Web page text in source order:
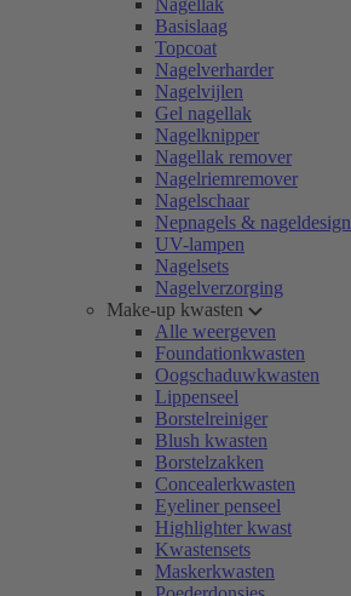
Nagellak
Basislaag
Topcoat
Nagelverharder
Nagelvijlen
Gel nagellak
Nagelknipper
Nagellak remover
Nagelriemremover
Nagelschaar
Nepnagels & nageldesign
UV-lampen
Nagelsets
Nagelverzorging
Make-up kwasten
Alle weergeven
Foundationkwasten
Oogschaduwkwasten
Lippenseel
Borstelreiniger
Blush kwasten
Borstelzakken
Concealerkwasten
Eyeliner penseel
Highlighter kwast
Kwastensets
Maskerkwasten